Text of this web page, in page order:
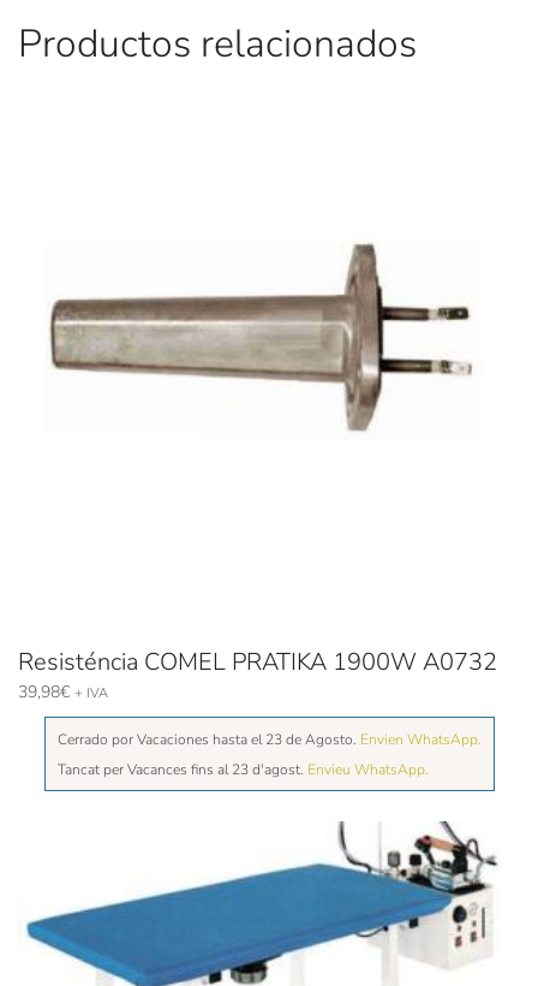
Productos relacionados
Resisténcia COMEL PRATIKA 1900W A0732
39,98€ + IVA
Cerrado por Vacaciones hasta el 23 de Agosto. Envien WhatsApp.
Tancat per Vacances fins al 23 d'agost. Envieu WhatsApp.